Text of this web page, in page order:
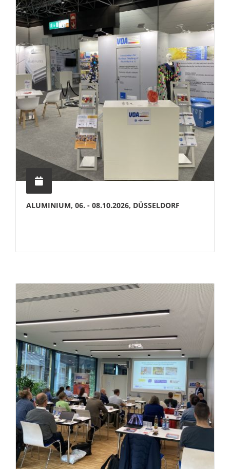
ALUMINIUM, 06. - 08.10.2026, DÜSSELDORF